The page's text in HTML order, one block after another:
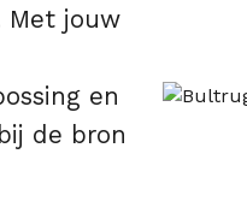
Met jouw
en
de bron